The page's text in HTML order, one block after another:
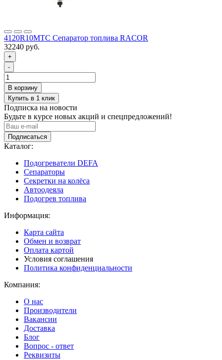
4120R10MTC Сепаратор топлива RACOR
32240 руб.
+
-
Подписка на новости
Будьте в курсе новых акций и спецпредложений!
Подписаться
Каталог:
Подогреватели DEFA
Сепараторы
Секретки на колёса
Автоодеяла
Подогрев топлива
Информация:
Карта сайта
Обмен и возврат
Оплата картой
Условия соглашения
Политика конфиденциальности
Компания:
О нас
Производители
Вакансии
Доставка
Блог
Вопрос - ответ
Реквизиты